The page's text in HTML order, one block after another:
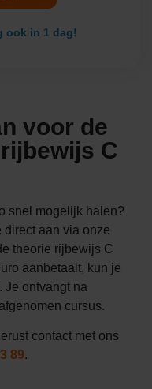
ook in 1 dag!
voor de
C
snel mogelijk halen?
direct aan via onze
theorie rijbewijs C
aanbetaalt, kun je
Je ontvangt na
cursus.
contact met ons
89.